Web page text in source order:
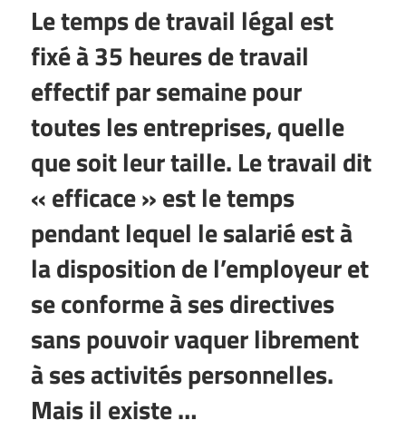
Le temps de travail légal est
fixé à 35 heures de travail
effectif par semaine pour
toutes les entreprises, quelle
que soit leur taille. Letravail dit
« efficace » est le temps
pendant lequel le salarié est à
la disposition de l’employeur et
se conforme à ses directives
sans pouvoir vaquer librement
à ses activités personnelles.
Mais il existe …